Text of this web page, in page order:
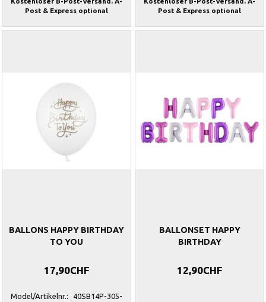
Post & Express optional
Post & Express optional
BALLONS HAPPY BIRTHDAY
TO YOU
17,90CHF
Model/Artikelnr.:
40SB14P-305-
BALLONSET HAPPY
BIRTHDAY
12,90CHF